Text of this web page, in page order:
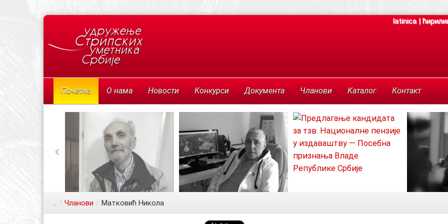
latinica|
Почетна О нама Новости Конкурси Документа Чланови Каталог Контакт
.. / Чланови / Матковић Никола